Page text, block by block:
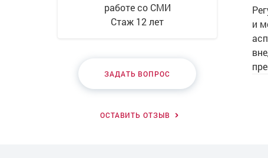
работе со СМИ
Стаж 12 лет
ЗАДАТЬ ВОПРОС
ОСТАВИТЬ ОТЗЫВ
и